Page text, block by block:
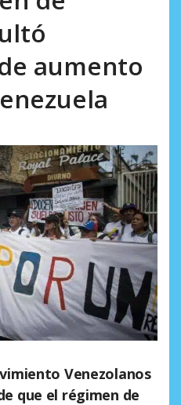
aumento
Venezolanos
que el régimen de